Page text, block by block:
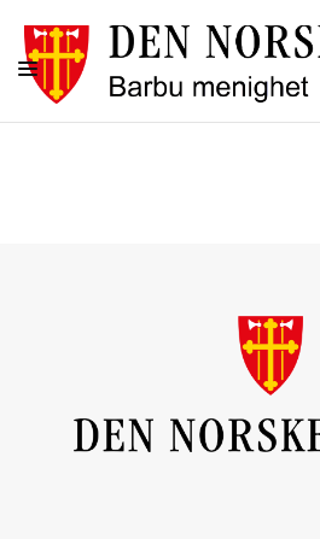
MUSIKK OG KULTUR